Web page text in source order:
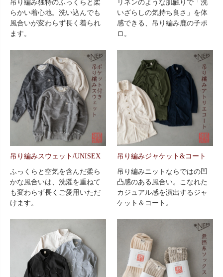
吊り編み独特のふっくらと柔
らかい着心地。洗い込んでも
風合いが変わらず長く着られ
ます。
リネンのような肌触りで「洗
いざらしの気持ち良さ」を体
感できる、吊り編み鹿の子ポ
ロ。
吊り編みスウェット/UNISEX
ふっくらと空気を含んだ柔ら
かな風合いは、洗濯を重ねて
も変わらず長くご愛用いただ
けます。
吊り編みジャケット&コート
吊り編みニットならではの凹
凸感のある風合い。こなれた
カジュアル感を演出するジャ
ケット＆コート。